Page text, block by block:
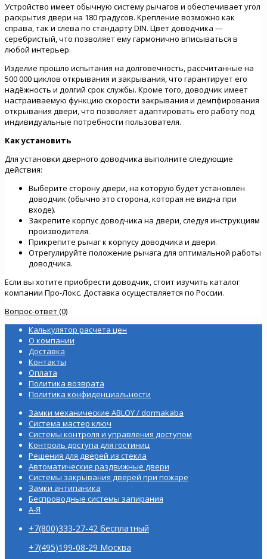
Устройство имеет обычную систему рычагов и обеспечивает угол
раскрытия двери на 180 градусов. Крепление возможно как
справа, так и слева по стандарту DIN. Цвет доводчика —
серебристый, что позволяет ему гармонично вписываться в
любой интерьер.
Изделие прошло испытания на долговечность, рассчитанные на
500 000 циклов открывания и закрывания, что гарантирует его
надёжность и долгий срок службы. Кроме того, доводчик имеет
настраиваемую функцию скорости закрывания и демпфирования
открывания двери, что позволяет адаптировать его работу под
индивидуальные потребности пользователя.
Как установить
Для установки дверного доводчика выполните следующие
действия:
Выберите сторону двери, на которую будет установлен
доводчик (обычно это сторона, которая не видна при
входе).
Закрепите корпус доводчика на двери, следуя инструкциям
производителя.
Прикрепите рычаг к корпусу доводчика и двери.
Отрегулируйте положение рычага для оптимальной работы
доводчика.
Если вы хотите приобрести доводчик, стоит изучить каталог
компании Про-Локс. Доставка осуществляется по России.
Вопрос-ответ (0)
Калькулятор расчета цен
О компании
Доставка
Контакты
Оплата
Политика возврата
Политика конфиденциальности
Замки механические ABLOY / dormakaba
Система мастер ключ
Системы контроля и управления доступом
Контроль доступа для гостиниц
Решения для дверей из стекла
Автоматические раздвижные двери
Системы закрывания дверей при пожаре
Замки антипаника
Беспроводные системы запирания
А-Я
+7(800)333-27-42 бесплатный
+7(495)199-08-29 Москва